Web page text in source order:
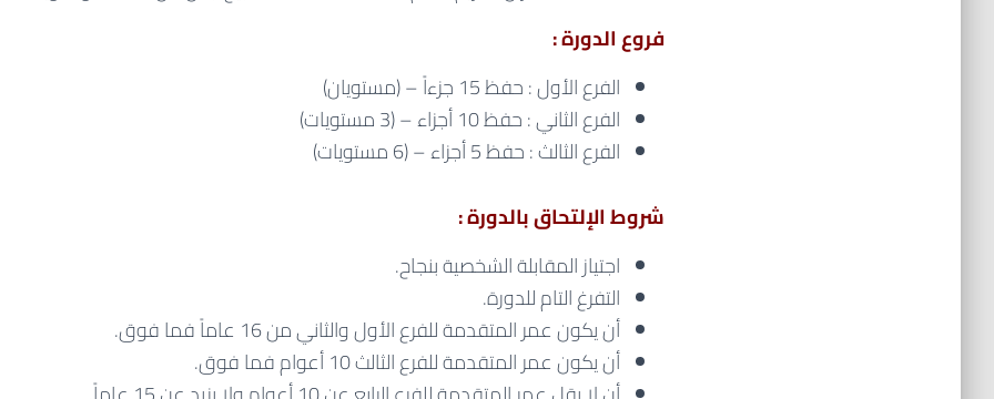
فروع الدورة :
الفرع الأول : حفظ 15 جزءاً – (مستويان)
الفرع الثاني : حفظ 10 أجزاء – (3 مستويات)
الفرع الثالث : حفظ 5 أجزاء – (6 مستويات)
شروط الإلتحاق بالدورة :
اجتياز المقابلة الشخصية بنجاح.
التفرغ التام للدورة.
أن يكون عمر المتقدمة للفرع الأول والثاني من 16 عاماً فما فوق.
أن يكون عمر المتقدمة للفرع الثالث 10 أعوام فما فوق.